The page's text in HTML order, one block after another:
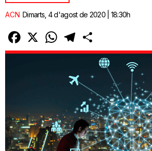
ACN Dimarts, 4 d'agost de 2020 | 18:30h
Facebook
X WhatsAppTelegram